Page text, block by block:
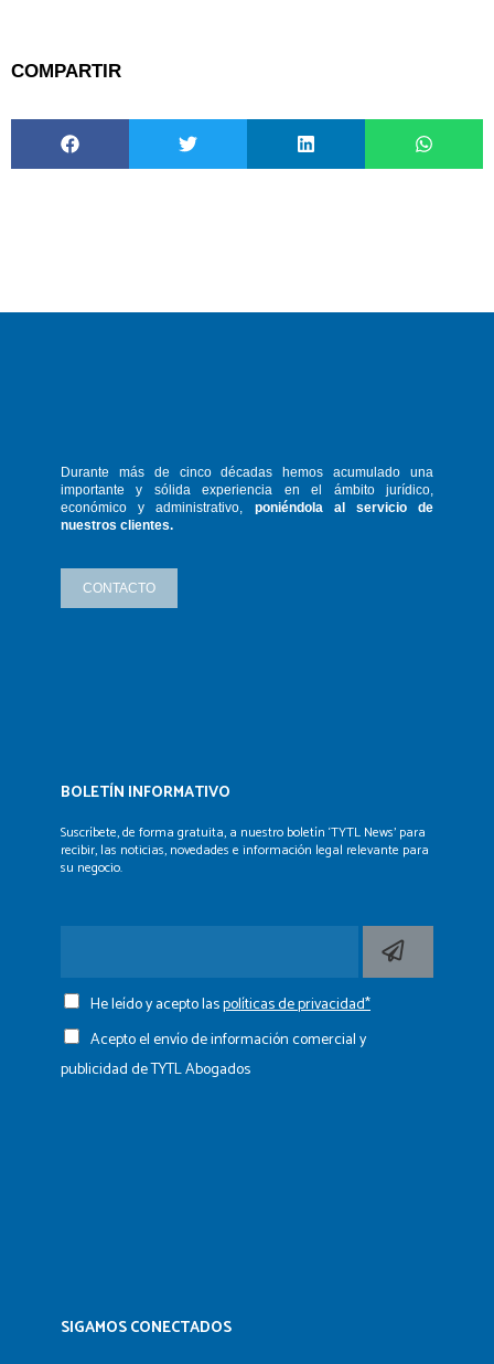
COMPARTIR
Durante más de cinco décadas hemosacumulado una
importante y sólidaexperiencia en el ámbito jurídico,
económico y administrativo, poniéndola al servicio de
nuestros clientes.
CONTACTO
BOLETÍN INFORMATIVO
Suscríbete, de forma gratuita, a nuestro boletín ‘TYTL News’ para
recibir, las noticias, novedades e información legal relevante para
su negocio.
He leído y acepto laspolíticas de privacidad*
Acepto el envío de información comercial y
publicidad de TYTL Abogados
SIGAMOS CONECTADOS​